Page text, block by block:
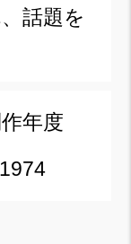
話題を
年度
1974